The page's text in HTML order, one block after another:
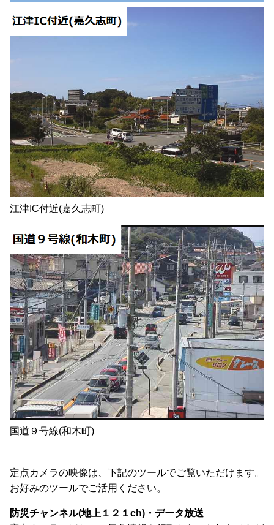
江津IC付近(嘉久志町)
国道９号線(和木町)
定点カメラの映像は、下記のツールでご覧いただけます。
お好みのツールでご活用ください。
防災チャンネル(地上１２１ch)・データ放送